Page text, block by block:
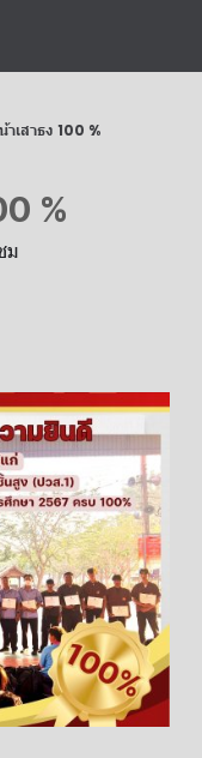
าเสาธง 100 %
%
ม